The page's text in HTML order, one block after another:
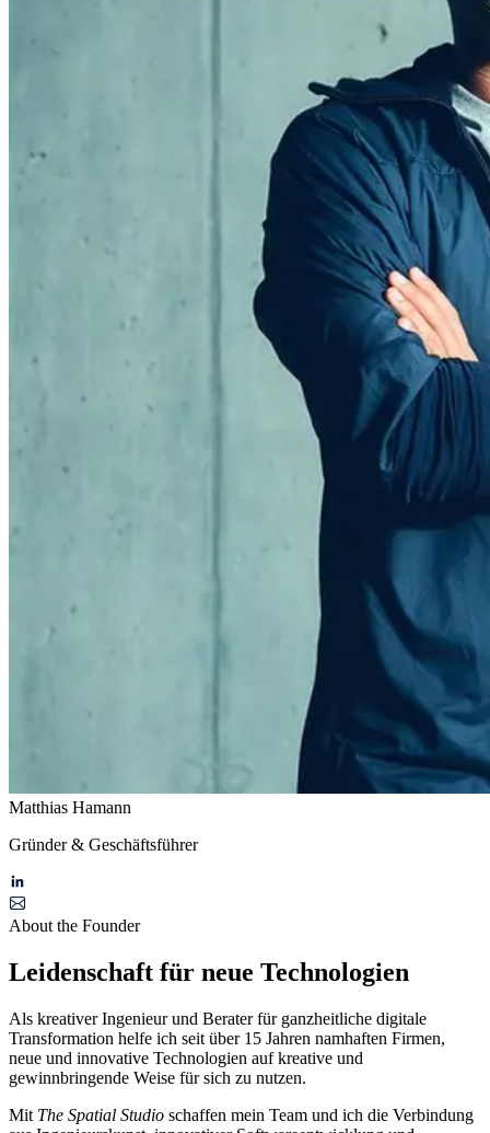
Matthias Hamann
Gründer & Geschäftsführer
About the Founder
Leidenschaft für neue Technologien
Als kreativer Ingenieur und Berater für ganzheitliche digitale
Transformation helfe ich seit über 15 Jahren namhaften Firmen,
neue und innovative Technologien auf kreative und
gewinnbringende Weise für sich zu nutzen.
Mit The Spatial Studio schaffen mein Team und ich die Verbindung